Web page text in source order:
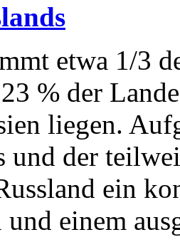
etwa 1/3
% der
liegen.
und der
ein
und einem